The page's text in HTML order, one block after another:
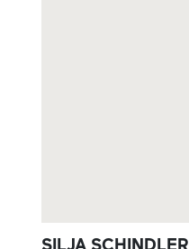
SILJA SCHINDLER